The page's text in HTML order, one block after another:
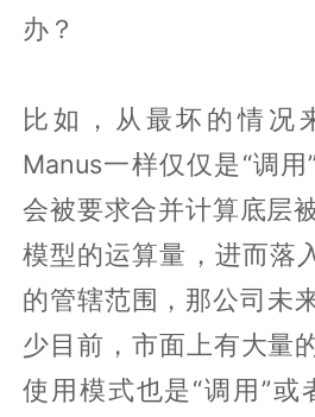
办？
比如，从最坏的情况
Manus一样仅仅是“调
会被要求合并计算底层
模型的运算量，进而落
的管辖范围，那公司
少目前，市面上有大量
使用模式也是“调用”或